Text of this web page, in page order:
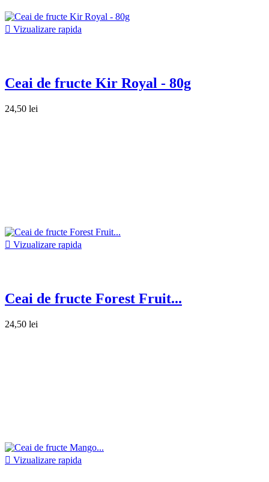
 Vizualizare rapida
Ceai de fructe Kir Royal - 80g
24,50 lei
 Vizualizare rapida
Ceai de fructe Forest Fruit...
24,50 lei
 Vizualizare rapida